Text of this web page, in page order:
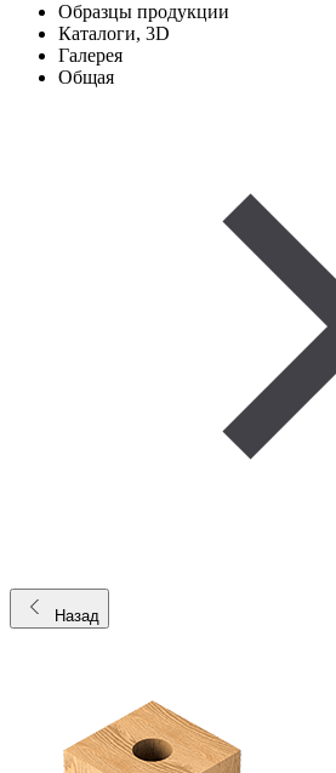
Образцы продукции
Каталоги, 3D
Галерея
Общая
Назад